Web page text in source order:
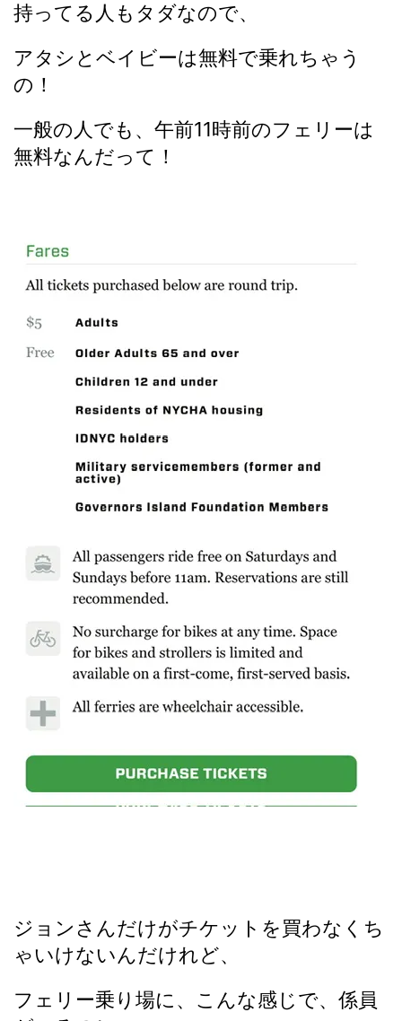
持ってる人もタダなので、
アタシとベイビーは無料で乗れちゃう
の！
一般の人でも、午前11時前のフェリーは
無料なんだって！
ジョンさんだけがチケットを買わなくち
ゃいけないんだけれど、
フェリー乗り場に、こんな感じで、係員